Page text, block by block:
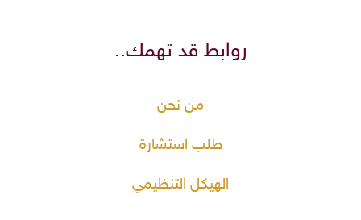
روابط قد تهمك..
من نحن
طلب استشارة
الهيكل التنظيمي